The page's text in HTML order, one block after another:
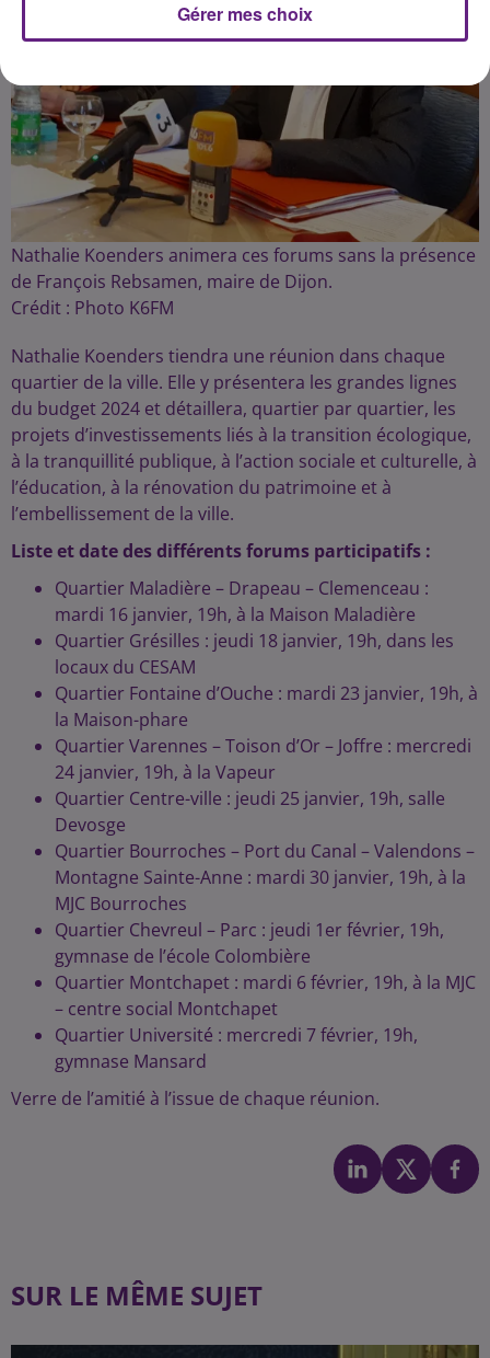
Nathalie Koenders animera ces forums sans la présence
de François Rebsamen, maire de Dijon.
Crédit : Photo K6FM
Nathalie Koenders tiendra une réunion dans chaque
quartier de la ville. Elle y présentera les grandes lignes
du budget 2024 et détaillera, quartier par quartier, les
projets d’investissements liés à la transition écologique,
à la tranquillité publique, à l’action sociale et culturelle, à
l’éducation, à la rénovation du patrimoine et à
l’embellissement de la ville.
Liste et date des différents forums participatifs :
Quartier Maladière – Drapeau – Clemenceau :
mardi 16 janvier, 19h, à la Maison Maladière
Quartier Grésilles : jeudi 18 janvier, 19h, dans les
locaux du CESAM
Quartier Fontaine d’Ouche : mardi 23 janvier, 19h, à
la Maison-phare
Quartier Varennes – Toison d’Or – Joffre : mercredi
24 janvier, 19h, à la Vapeur
Quartier Centre-ville : jeudi 25 janvier, 19h, salle
Devosge
Quartier Bourroches – Port du Canal – Valendons –
Montagne Sainte-Anne : mardi 30 janvier, 19h, à la
MJC Bourroches
Quartier Chevreul – Parc : jeudi 1er février, 19h,
gymnase de l’école Colombière
Quartier Montchapet : mardi 6 février, 19h, à la MJC
– centre social Montchapet
Quartier Université : mercredi 7 février, 19h,
gymnase Mansard
Verre de l’amitié à l’issue de chaque réunion.
SUR LE MÊME SUJET
Gérer mes choix